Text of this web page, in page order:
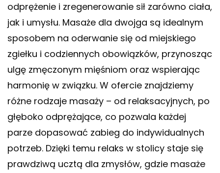
odprężenie i zregenerowanie sił zarówno ciała,
jak i umysłu. Masaże dla dwojga są idealnym
sposobem na oderwanie się od miejskiego
zgiełku i codziennych obowiązków, przynosząc
ulgę zmęczonym mięśniom oraz wspierając
harmonię w związku. W ofercie znajdziemy
różne rodzaje masaży – od relaksacyjnych, po
głęboko odprężające, co pozwala każdej
parze dopasować zabieg do indywidualnych
potrzeb. Dzięki temu relaks w stolicy staje się
prawdziwą ucztą dla zmysłów, gdzie masaże